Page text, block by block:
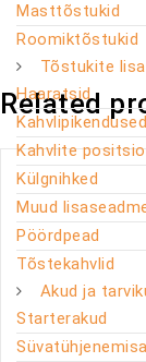
Masttõstukid
Roomiktõstukid
Tõstukite
Haaratsid
Kahvlipikendused
Kahvlite
Külgnihked
Muud
Pöördpead
Tõstekahvlid
Akud ja
Starterakud
Related